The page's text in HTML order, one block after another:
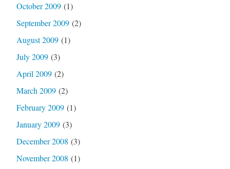
October 2009(1)
September 2009(2)
August 2009(1)
July 2009(3)
April 2009(2)
March 2009(2)
February 2009(1)
January 2009(3)
December 2008 (3)
November 2008 (1)